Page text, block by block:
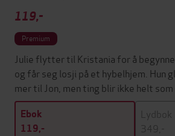
119,-
Premium
Julie flytter til Kristania for å
og får seg losji på et hybelhjem. Hun
mer til Jon, men ting blir ikke helt
Ebok
119,-
Lydbok
349,-